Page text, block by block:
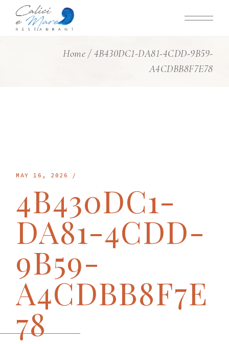
content
Home
4B430DC1-DA81-4CDD-9B59-
A4CDBB8F7E78
MAY 16, 2026
4B430DC1-
DA81-4CDD-
9B59-
A4CDBB8F7E
78